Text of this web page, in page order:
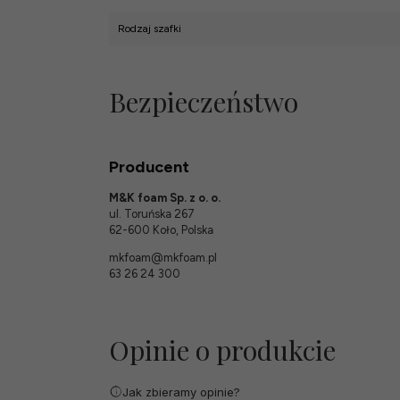
Rodzaj szafki
Bezpieczeństwo
Producent
M&K foam Sp. z o. o.
ul. Toruńska 267
62-600 Koło, Polska
mkfoam@mkfoam.pl
63 26 24 300
Opinie o produkcie
Jak zbieramy opinie?